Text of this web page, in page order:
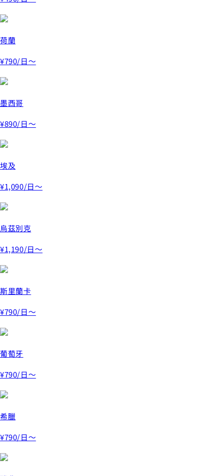
荷蘭
¥790/日～
墨西哥
¥890/日～
埃及
¥1,090/日～
烏茲別克
¥1,190/日～
斯里蘭卡
¥790/日～
葡萄牙
¥790/日～
希臘
¥790/日～